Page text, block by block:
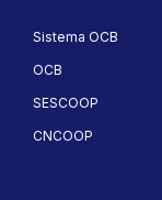
Sistema OCB
OCB
SESCOOP
CNCOOP